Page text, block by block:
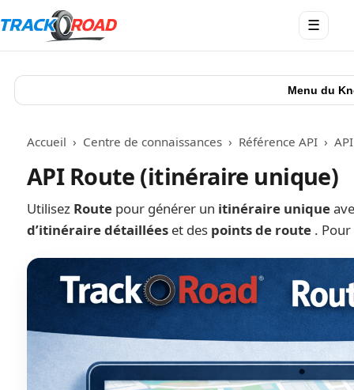
Ouvrir
le
menu
☰
Menu du
Accueil › Centre de connaissances › Référence API ›
API Route (itinéraire unique)
Utilisez Route pour générer un itinéraire unique
d’itinéraire détaillées et des points de route .